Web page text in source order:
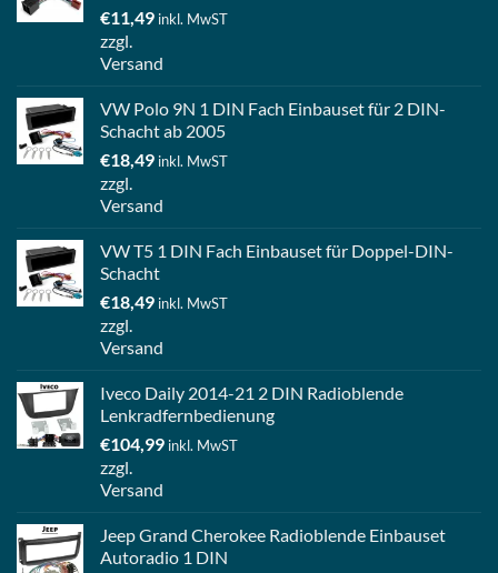
€11,49 inkl. MwST
zzgl.
Versand
VW Polo 9N 1 DIN Fach Einbauset für 2 DIN-
Schacht ab 2005
€18,49 inkl. MwST
zzgl.
Versand
VW T5 1 DIN Fach Einbauset für Doppel-DIN-
Schacht
€18,49 inkl. MwST
zzgl.
Versand
Iveco Daily 2014-21 2 DIN Radioblende
Lenkradfernbedienung
€104,99 inkl. MwST
zzgl.
Versand
Jeep Grand Cherokee Radioblende Einbauset
Autoradio 1 DIN